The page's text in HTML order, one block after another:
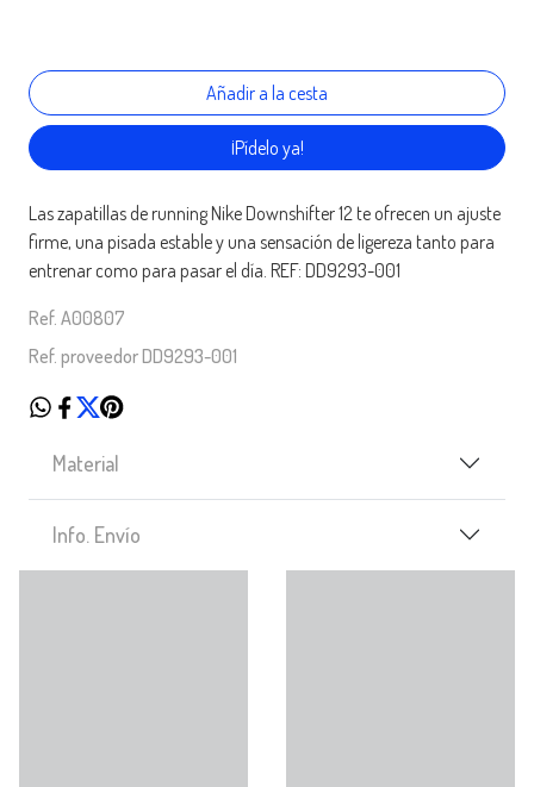
¡Pídelo ya!
Las zapatillas de running Nike Downshifter 12 te ofrecen un ajuste
firme, una pisada estable y una sensación de ligereza tanto para
entrenar como para pasar el día. REF: DD9293-001
Ref. A00807
Ref. proveedor DD9293-001
Material
Info. Envío